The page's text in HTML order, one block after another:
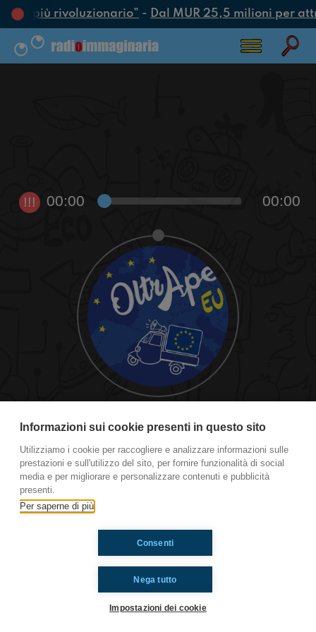
più rivoluzionario”- Dal MUR 25,5 milioni per
!!! 00:00 00:00
#OltrApe2021 Ridracoli
Ti è piaciuto? Condividilo!
Informazioni sui cookie presenti in questo sito
Utilizziamo i cookie per raccogliere e analizzare informazioni sulle
prestazioni e sull'utilizzo del sito, per fornire funzionalità di social
media e per migliorare e personalizzare contenuti e pubblicità
presenti.
Per saperne di più
Nega tutto
Consenti
Impostazioni dei cookie